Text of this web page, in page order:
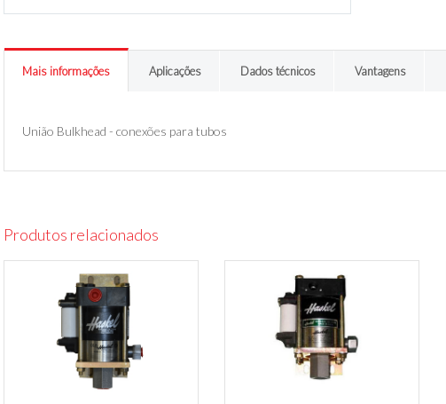
Mais informações Aplicações Dados técnicos Vantagens
União Bulkhead - conexões para tubos
Produtos relacionados